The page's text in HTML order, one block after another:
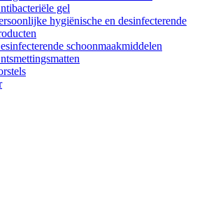
gel
hygiënische en desinfecterende
schoonmaakmiddelen